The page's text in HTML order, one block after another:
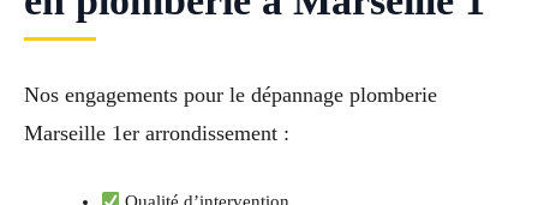
Nos engagements pour le dépannage plomberie
Marseille 1er arrondissement :